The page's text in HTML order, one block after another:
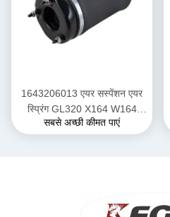
1643206013 एयर सस्पेंशन एयर
स्प्रिंग GL320 X164 W164
मर्सिडीज बेंज एयर स्प्रिंग
सबसे अच्छी कीमत पाएं